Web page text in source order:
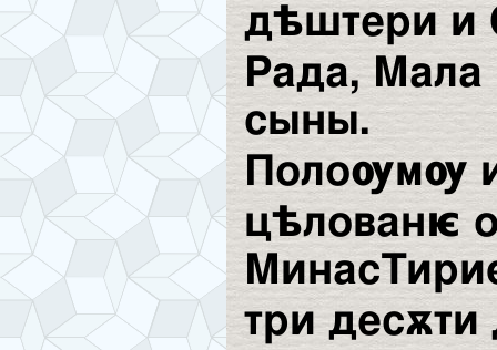
дѣштери и
Рада,
сыны.
Полоѹмѹ
цѣлованѥ
три